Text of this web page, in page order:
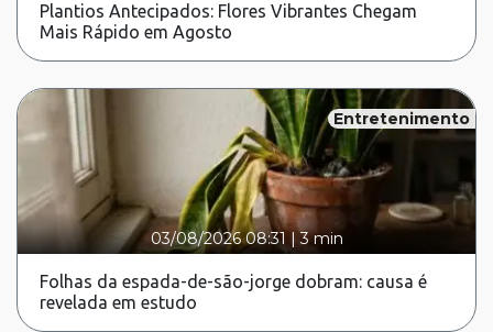
Plantios Antecipados: Flores Vibrantes Chegam
Mais Rápido em Agosto
Entretenimento
03/08/2026 08:31 |3 min
Folhas da espada-de-são-jorge dobram: causa é
revelada em estudo